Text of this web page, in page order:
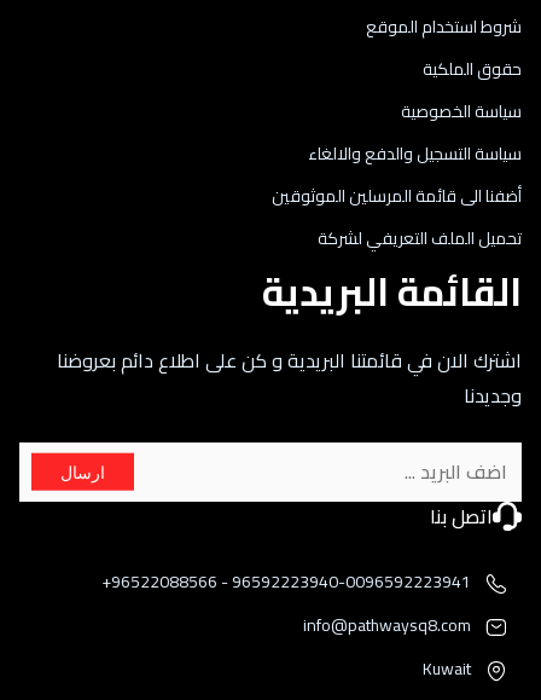
شروط استخدام الموقع
حقوق الملكية
سياسة الخصوصية
سياسة التسجيل والدفع والالغاء
أضفنا الى قائمة المرسلين الموثوقين
تحميل الملف التعريفي لشركة
القائمة البريدية
اشترك الان في قائمتنا البريدية و كن على اطلاع دائم بعروضنا
وجديدنا
ارسال
اتصل بنا
96592223940-0096592223941 - 96522088566+
info@pathwaysq8.com
Kuwait